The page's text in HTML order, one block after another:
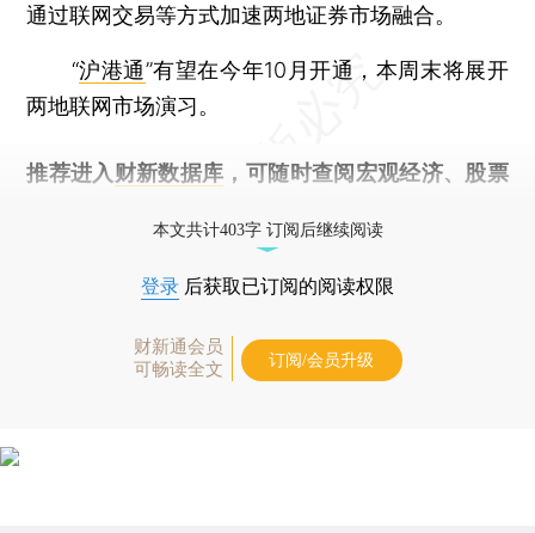
通过联网交易等方式加速两地证券市场融合。
“沪港通”有望在今年10月开通，本周末将展开
两地联网市场演习。
推荐进入 财新数据库 ，可随时查阅宏观经济、股票
本文共计403字 订阅后继续阅读
登录 后获取已订阅的阅读权限
财新通会员
可畅读全文
订阅/会员升级